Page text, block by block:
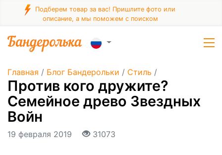
Подберем товар за вас! Пришлите фото или
описание, а мы поможем с поиском
Главная / Блог Бандерольки / Стиль /
Против кого дружите?
Семейное древо Звездных
Войн
19 февраля 2019 31073